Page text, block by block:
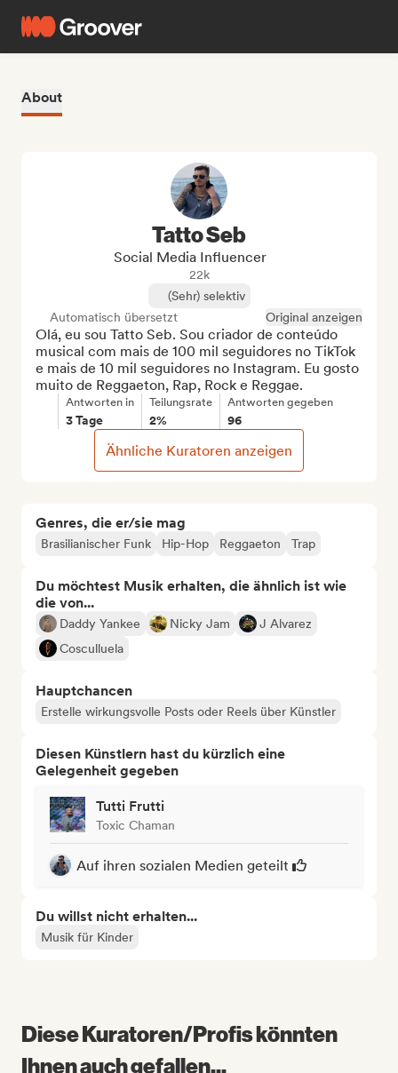
About
Genres, die er/sie mag
Brasilianischer Funk Hip-Hop Reggaeton Trap
Du möchtest Musik erhalten, die ähnlich ist wie
die von...
Daddy Yankee Nicky Jam
J Alvarez
Cosculluela
Hauptchancen
Erstelle wirkungsvolle Posts oder Reels über Künstler
Diesen Künstlern hast du kürzlich eine
Gelegenheit gegeben
Tutti Frutti
Toxic Chaman
Auf ihren sozialen Medien geteilt
Du willst nicht erhalten...
Musik für Kinder
Tatto Seb
Social Media Influencer
22k
(Sehr) selektiv
Automatisch übersetzt
Original anzeigen
Olá, eu sou Tatto Seb. Sou criador de conteúdo
musical com mais de 100 mil seguidores no TikTok
e mais de 10 mil seguidores no Instagram. Eu gosto
muito de Reggaeton, Rap, Rock e Reggae.
Antworten in
3 Tage
Teilungsrate
2%
Antworten gegeben
96
Ähnliche Kuratoren anzeigen
Diese Kuratoren/Profis könnten
Ihnen auch gefallen...